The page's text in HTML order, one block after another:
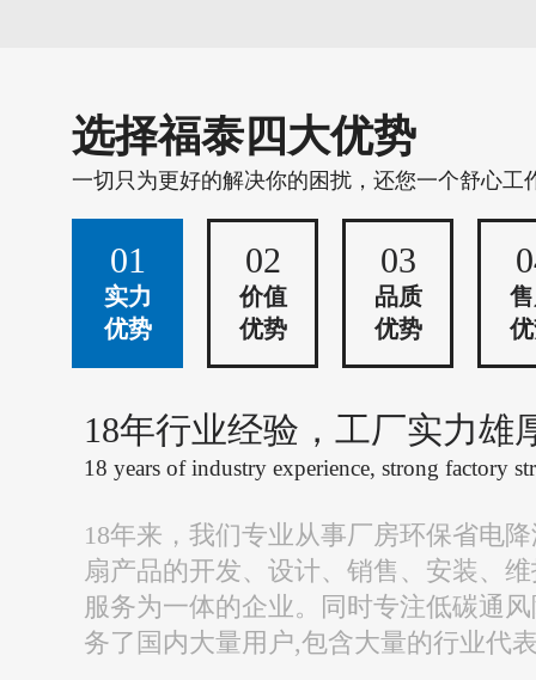
选择福泰四大优势
一切只为更好的解决你的困扰，还您一个舒心工
01
实力
优势
02
价值
优势
03
品质
优势
18年行业经验，工厂实力雄
18 years of industry experience, strong factory
18年来，我们专业从事厂房环保省电
扇产品的开发、设计、销售、安装、
服务为一体的企业。同时专注低碳通
务了国内大量用户,包含大量的行业代